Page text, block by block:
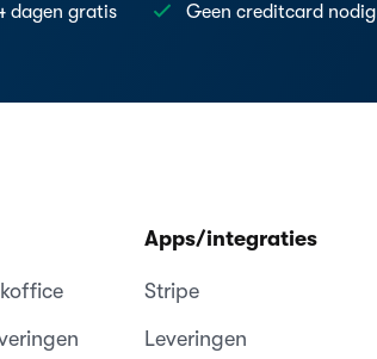
dagen gratis Geen creditcard nodig
Apps/integraties
Stripe
Leveringen